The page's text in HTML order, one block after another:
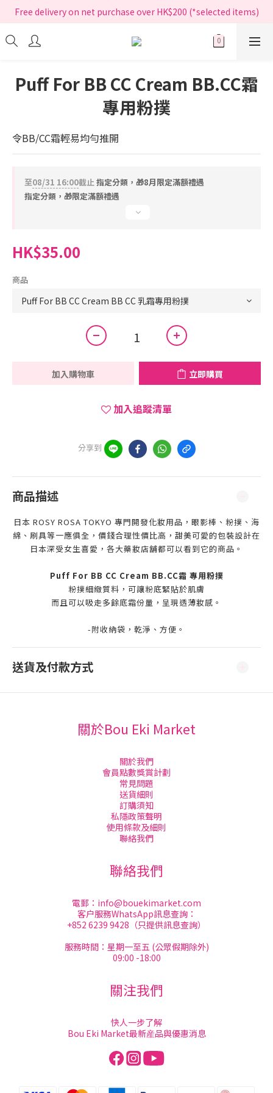
指定正價產品買滿$200享免運費
Free delivery on net purchase over HK$200 (*selected items)
指定正價產品買滿$200享免運費
Puff For BB CC Cream BB.CC霜
專用粉撲
令BB/CC霜輕易均勻推開
至08/31 16:00截止指定分類，🎁8月限定滿額禮遇
指定分類，🎁限定滿額禮遇
HK$35.00
商品
加入購物車 立即購買
加入追蹤清單
分享到
商品描述
日本 ROSY ROSA TOKYO 專門開發化妝用品，眼影棒、粉撲、海
綿、刷具等一應俱全，價錢合理性價比高，甜美可愛的包裝設計在
日本深受女生喜愛，各大藥妝店舖都可以看到它的商品。
Puff For BB CC Cream BB.CC霜 專用粉撲
粉撲細緻質料，可讓粉底緊貼於肌膚
而且可以吸走多餘底霜份量，呈現透薄妝感。
-附收納袋，乾淨、方便。
送貨及付款方式
關於Bou Eki Market
關於我們
會員點數獎賞計劃
常見問題
送貨細則
訂購須知
私隱政策聲明
使用條款及細則
聯絡我們
聯絡我們
電郵： info@bouekimarket.com
客户服務WhatsApp訊息查詢：
+852 6239 9428（只提供訊息查詢）
服務時間：星期一至五 (公眾假期除外)
09:00 -18:00
關注我們
快人一步了解
Bou Eki Market最新産品與優惠消息